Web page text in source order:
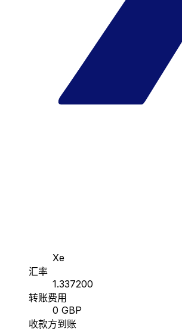
Xe
汇率
1.337200
转账费用
0 GBP
收款方到账